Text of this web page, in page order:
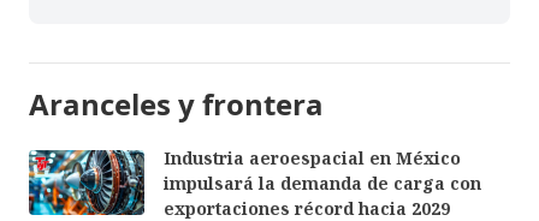
Aranceles y frontera
Industria aeroespacial en México
impulsará la demanda de carga con
exportaciones récord hacia 2029